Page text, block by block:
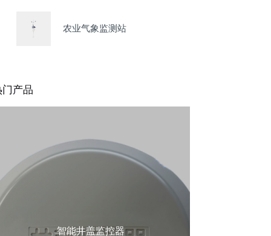
农业气象监测站
门产品
智能井盖监控器